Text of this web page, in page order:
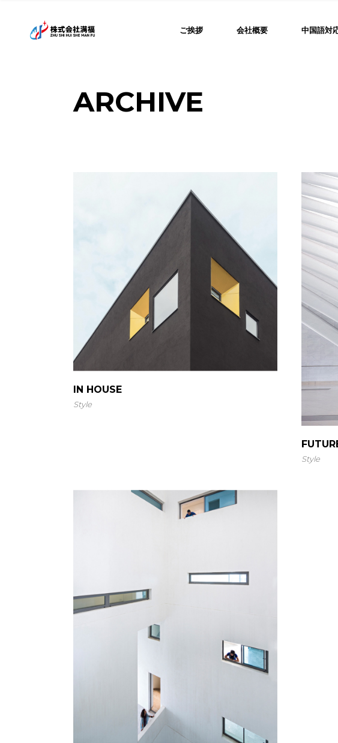
content ご挨拶
専務挨拶
会社概要 中国語対
代表挨拶
ARCHIVE
IN HOUSE
Style
Style